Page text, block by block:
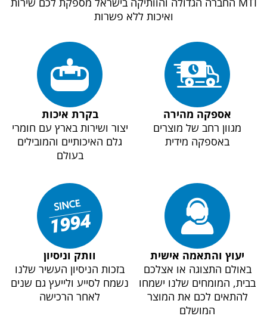
ואיכות ללא פשרות
אספקה מהירה
מגוון רחב של מוצרים
באספקה מידית
בקרת איכות
יצור ושירות בארץ עם חומרי
גלם האיכותיים והמובילים
בעולם
יעוץ והתאמה אישית
באולם התצוגה או אצלכם
בבית, המומחים שלנו ישמחו
להתאים לכם את המוצר
המושלם
וותק וניסיון
בזכות הניסיון העשיר שלנו
נשמח לסייע ולייעץ גם שנים
לאחר הרכישה